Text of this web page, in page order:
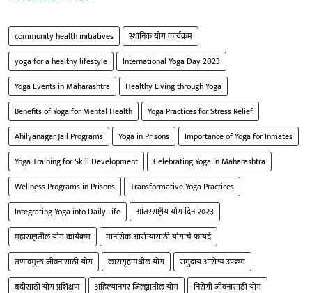
community health initiatives
स्थानिक योग कार्यक्रम
yoga for a healthy lifestyle
International Yoga Day 2023
Yoga Events in Maharashtra
Healthy Living through Yoga
Benefits of Yoga for Mental Health
Yoga Practices for Stress Relief
Ahilyanagar Jail Programs
Yoga in Prisons
Importance of Yoga for Inmates
Yoga Training for Skill Development
Celebrating Yoga in Maharashtra
Wellness Programs in Prisons
Transformative Yoga Practices
Integrating Yoga into Daily Life
आंतरराष्ट्रीय योग दिन २०२३
महाराष्ट्रातील योग कार्यक्रम
मानसिक आरोग्यासाठी योगाचे फायदे
तणावमुक्त जीवनासाठी योग
कारागृहांमधील योग
समुदाय आरोग्य उपक्रम
बंदींसाठी योग प्रशिक्षण
अहिल्यानगर जिल्ह्यातील योग निरोगी जीवनासाठी योग